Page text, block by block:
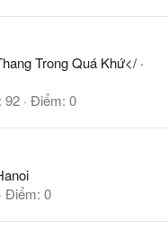
Trong Quá Khứ</ ·
92 Điểm 0
Điểm 0